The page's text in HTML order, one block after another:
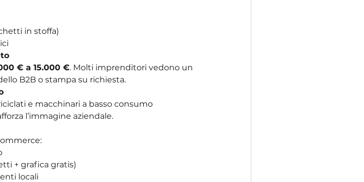
in stoffa)
€ a 15.000 €. Molti imprenditori vedono un
B2B o stampa su richiesta.
e macchinari a basso consumo
l’immagine aziendale.
+ grafica gratis)
locali